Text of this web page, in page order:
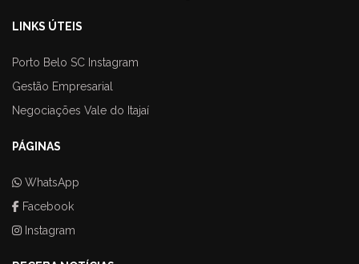
LINKS ÚTEIS
Porto Belo SC Instagram
Gestão Empresarial
Negociações Vale do Itajaí
PÁGINAS
WhatsApp
Facebook
Instagram